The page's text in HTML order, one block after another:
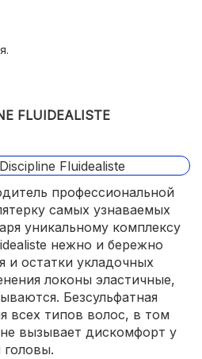
FLUIDEALISTE
профессиональной
самых узнаваемых
уникальному комплексу
нежно и бережно
и остатки укладочных
локоны эластичные,
Безсульфатная
всех типов волос, в том
вызывает дискомфорт у
головы.